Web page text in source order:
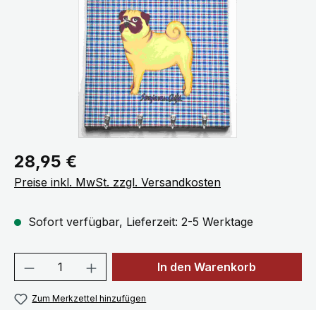
Regulärer Preis:
28,95 €
Preise inkl. MwSt. zzgl. Versandkosten
Sofort verfügbar, Lieferzeit: 2-5 Werktage
Produkt Anzahl: Gib denIn den Warenkorb
Zum Merkzettel hinzufügen